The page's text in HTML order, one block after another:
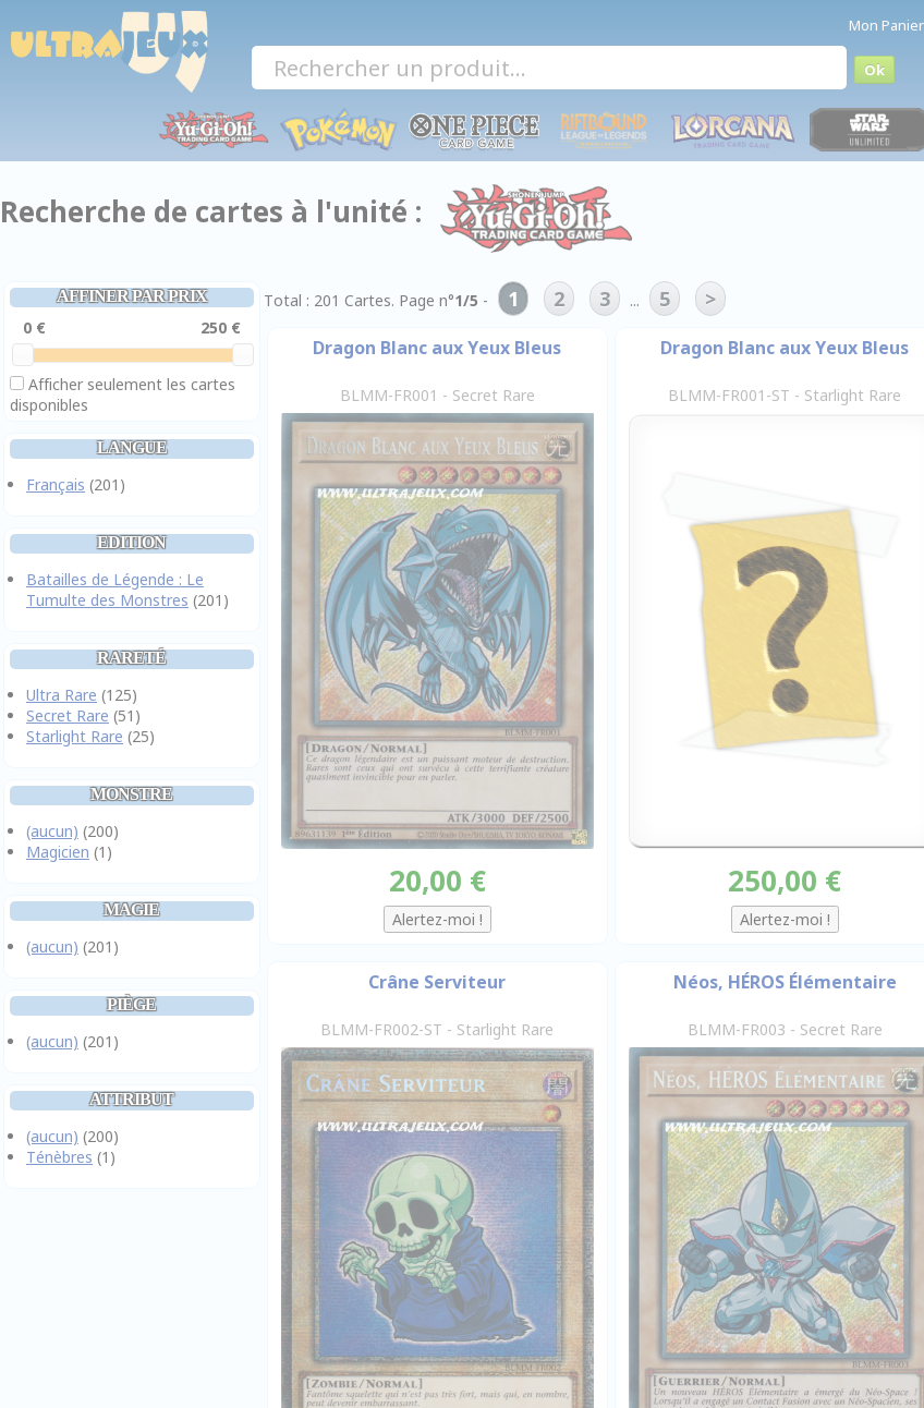
Mon
Recherche de cartes à l'unité :
AFFINER PAR PRIX
Afficher seulement les cartes
disponibles
LANGUE
Français (201)
EDITION
Batailles de Légende : Le
Tumulte des Monstres (201)
RARETÉ
Ultra Rare (125)
Secret Rare (51)
Starlight Rare (25)
MONSTRE
(aucun) (200)
Magicien (1)
MAGIE
(aucun) (201)
PIÈGE
(aucun) (201)
ATTRIBUT
(aucun) (200)
Ténèbres (1)
Total : 201 Cartes. Page n°1/5 - 1 2 3 ... 5 >
Dragon Blanc aux Yeux Bleus
BLMM-FR001 - Secret Rare
20,00 €
Dragon Blanc aux Yeux Bleus
BLMM-FR001-ST - Starlight Rare
250,00 €
Crâne Serviteur
BLMM-FR002-ST - Starlight Rare
Néos, HÉROS Élémentaire
BLMM-FR003 - Secret Rare
Panneau de gestion des cookies